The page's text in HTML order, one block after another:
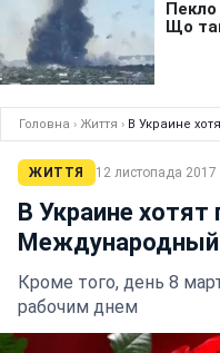
Головна › Життя › В Украине
ЖИТТЯ 12 листопада 2017
В Украине хотят
Международный
Кроме того, день 8
рабочим днем